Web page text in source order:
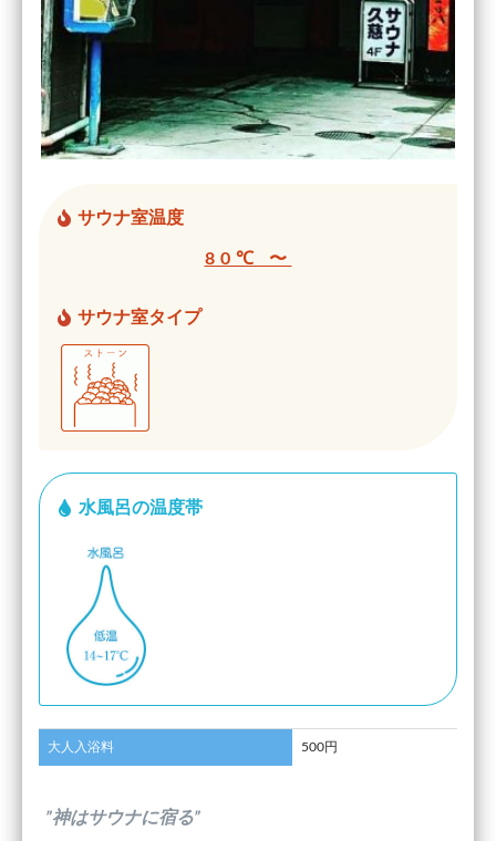
サウナ室温度
80℃ 〜
サウナ室タイプ
水風呂の温度帯
大人入浴料 500円
”神はサウナに宿る”